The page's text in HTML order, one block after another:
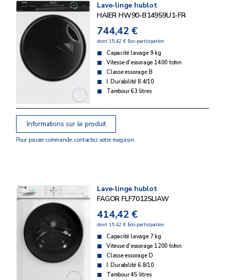
Lave-linge hublot
HAIER HW90-B14959U1-FR
744,42 €
dont 15,42 € Eco-participation
Capacité lavage 9 kg
Vitesse d'essorage 1400 tr/mn
Classe essorage B
I. Durabilité 8.4/10
Tambour 63 litres
Informations sur le produit
Pour passer commande, contactez votre magasin.
Lave-linge hublot
FAGOR FLF7012SLIAW
414,42 €
dont 15,42 € Eco-participation
Capacité lavage 7 kg
Vitesse d'essorage 1200 tr/mn
Classe essorage D
I. Durabilité 6.8/10
Tambour 45 litres